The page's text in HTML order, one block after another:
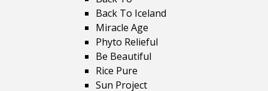
Back To Iceland
Miracle Age
Phyto Relieful
Be Beautiful
Rice Pure
Sun Project